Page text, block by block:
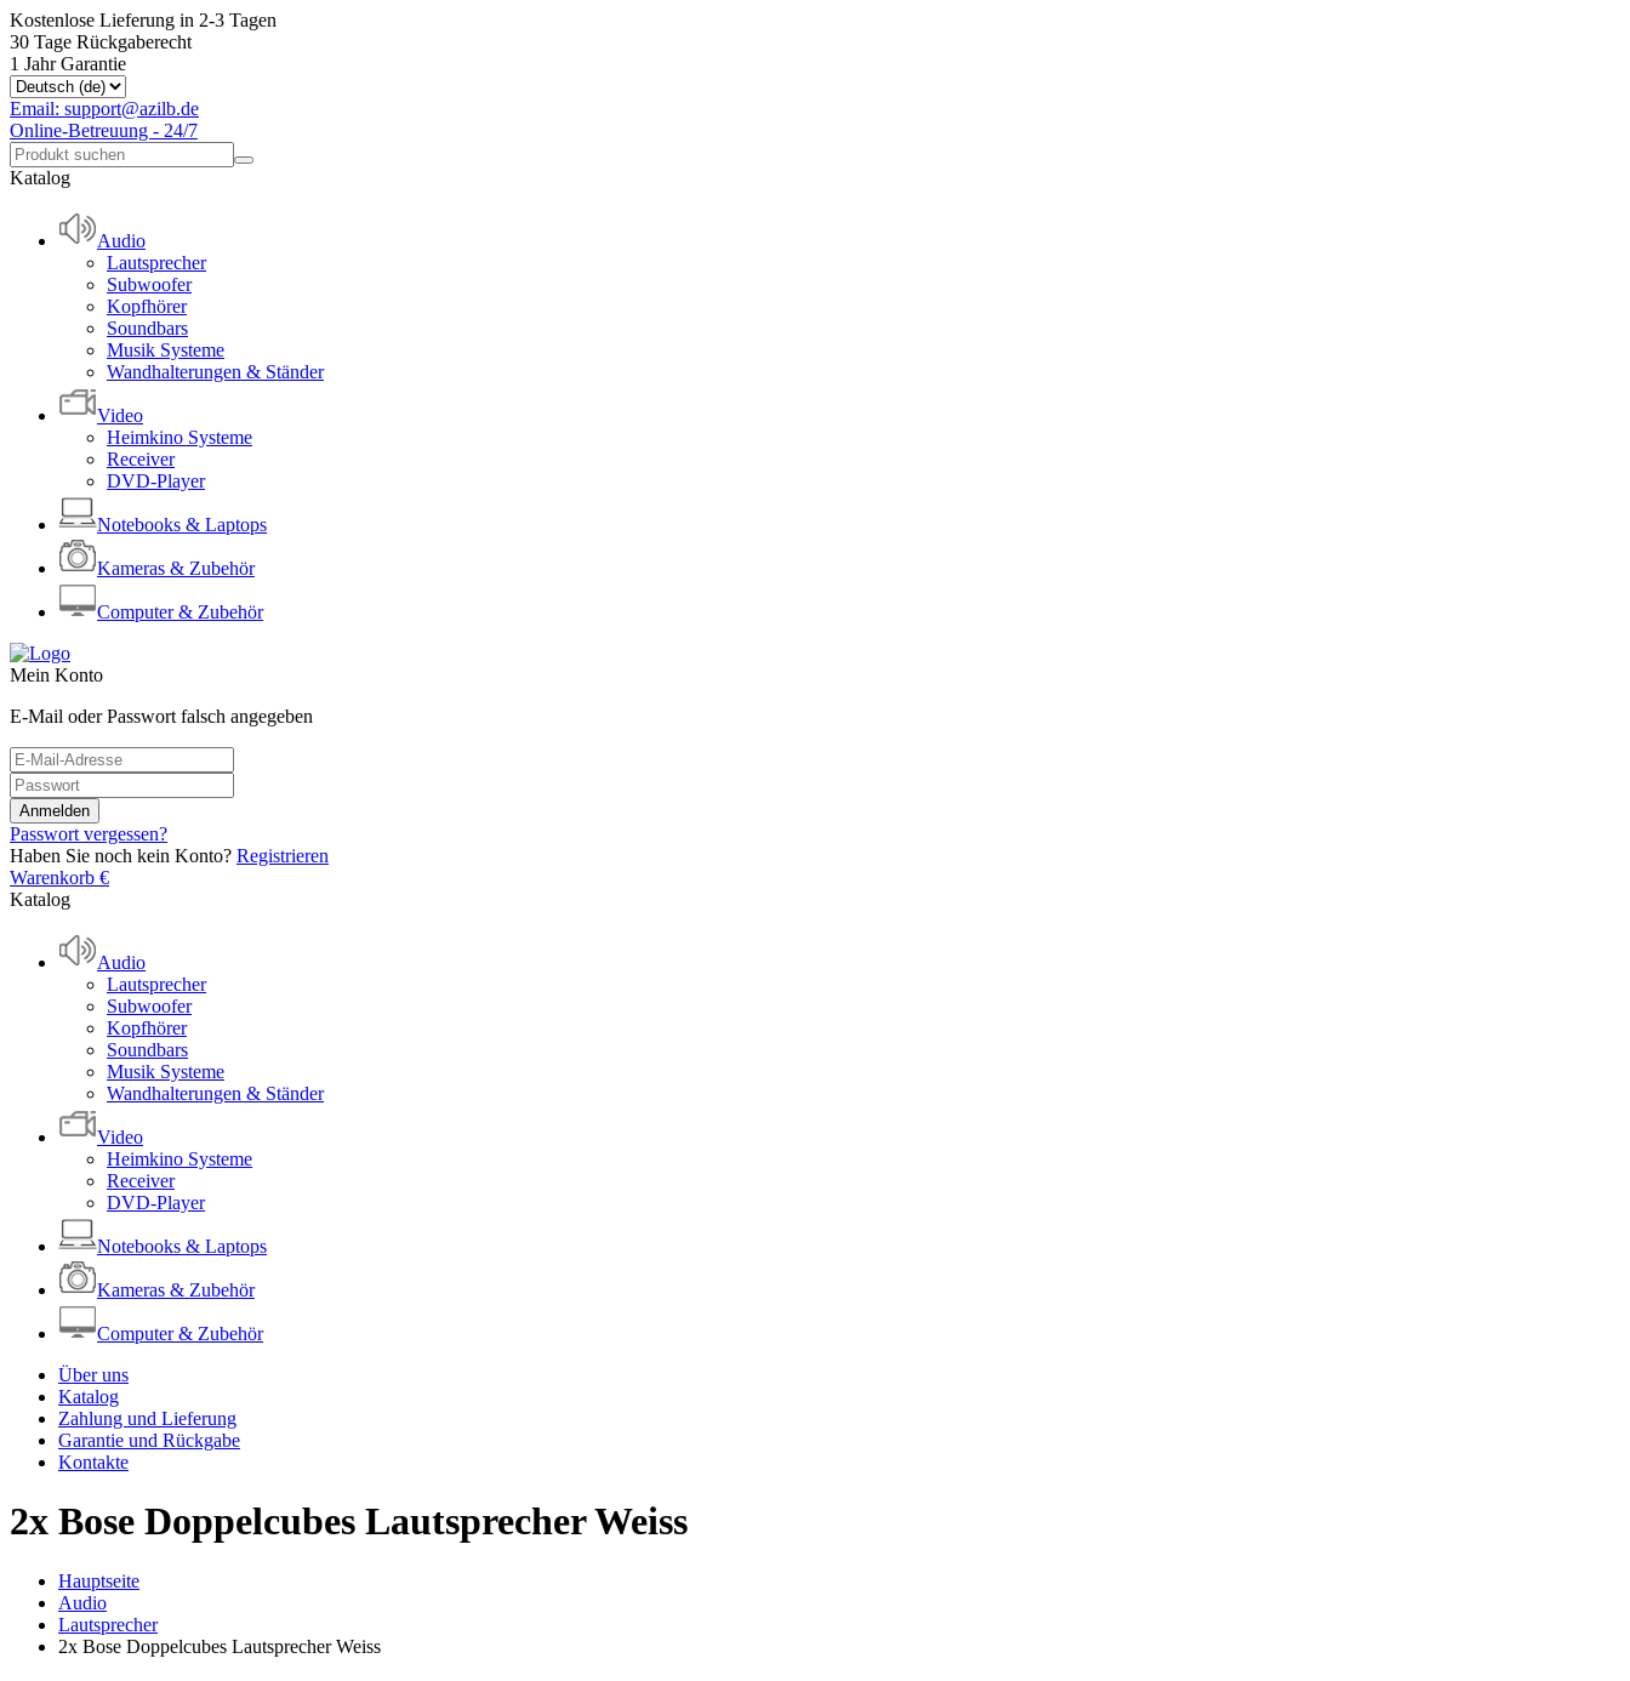
Kostenlose Lieferung in 2-3 Tagen
30 Tage Rückgaberecht
1 Jahr Garantie
Email: support@azilb.de
Online-Betreuung - 24/7
Katalog
Audio
Lautsprecher
Subwoofer
Kopfhörer
Soundbars
Musik Systeme
Wandhalterungen & Ständer
Video
Heimkino Systeme
Receiver
DVD-Player
Notebooks & Laptops
Kameras & Zubehör
Computer & Zubehör
Mein Konto
E-Mail oder Passwort falsch angegeben
Passwort vergessen?
Haben Sie noch kein Konto? Registrieren
Warenkorb €
Katalog
Audio
Lautsprecher
Subwoofer
Kopfhörer
Soundbars
Musik Systeme
Wandhalterungen & Ständer
Video
Heimkino Systeme
Receiver
DVD-Player
Notebooks & Laptops
Kameras & Zubehör
Computer & Zubehör
Über uns
Katalog
Zahlung und Lieferung
Garantie und Rückgabe
Kontakte
2x Bose Doppelcubes Lautsprecher Weiss
Hauptseite
Audio
Lautsprecher
2x Bose Doppelcubes Lautsprecher Weiss